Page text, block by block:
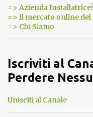
=> Azienda
=> Il mercato online
=> Chi Siamo
Iscriviti al
Perdere
Unisciti al Canale